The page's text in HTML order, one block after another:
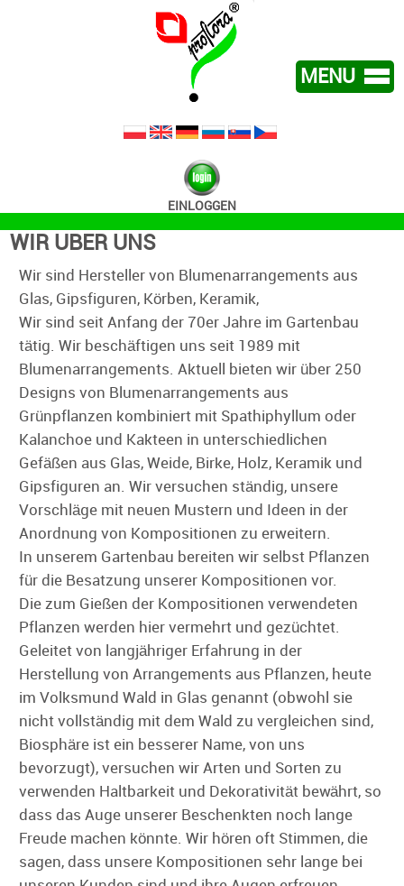
MENU
WIR UBER UNS
ANGEBOT
KONTAKT
NEU
EINLOGGEN
WIR UBER UNS
Wir sind Hersteller von Blumenarrangements aus
Glas, Gipsfiguren, Körben, Keramik,
Wir sind seit Anfang der 70er Jahre im Gartenbau
tätig. Wir beschäftigen uns seit 1989 mit
Blumenarrangements. Aktuell bieten wir über 250
Designs von Blumenarrangements aus
Grünpflanzen kombiniert mit Spathiphyllum oder
Kalanchoe und Kakteen in unterschiedlichen
Gefäßen aus Glas, Weide, Birke, Holz, Keramik und
Gipsfiguren an. Wir versuchen ständig, unsere
Vorschläge mit neuen Mustern und Ideen in der
Anordnung von Kompositionen zu erweitern.
In unserem Gartenbau bereiten wir selbst Pflanzen
für die Besatzung unserer Kompositionen vor.
Die zum Gießen der Kompositionen verwendeten
Pflanzen werden hier vermehrt und gezüchtet.
Geleitet von langjähriger Erfahrung in der
Herstellung von Arrangements aus Pflanzen, heute
im Volksmund Wald in Glas genannt (obwohl sie
nicht vollständig mit dem Wald zu vergleichen sind,
Biosphäre ist ein besserer Name, von uns
bevorzugt), versuchen wir Arten und Sorten zu
verwenden Haltbarkeit und Dekorativität bewährt, so
dass das Auge unserer Beschenkten noch lange
Freude machen könnte. Wir hören oft Stimmen, die
sagen, dass unsere Kompositionen sehr lange bei